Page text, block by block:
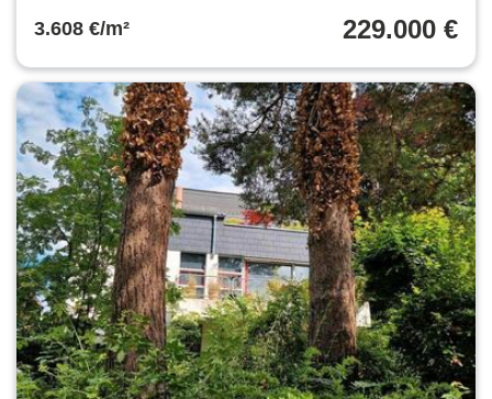
3.608 €/m² 229.000 €